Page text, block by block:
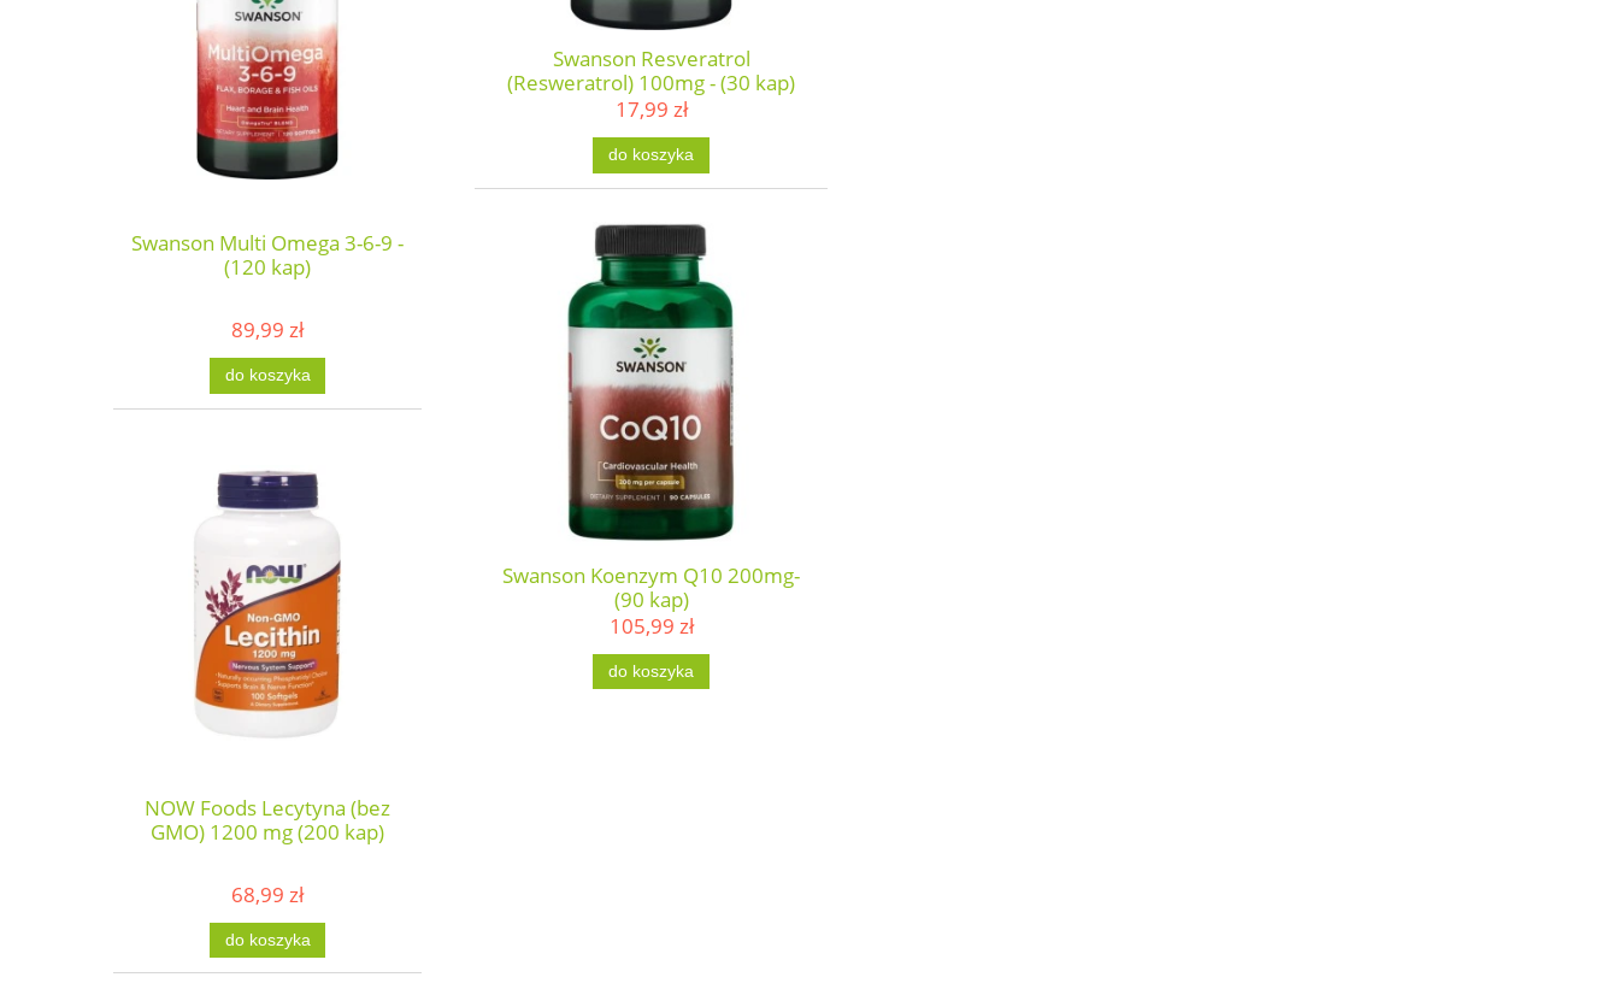
Swanson Multi Omega 3-6-9 -
(120 kap)
89,99 zł
do koszyka
NOW Foods Lecytyna (bez
GMO) 1200 mg (200 kap)
68,99 zł
do koszyka
Swanson Resveratrol
(Resweratrol) 100mg - (30 kap)
17,99 zł
do koszyka
Swanson Koenzym Q10 200mg-
(90 kap)
105,99 zł
do koszyka